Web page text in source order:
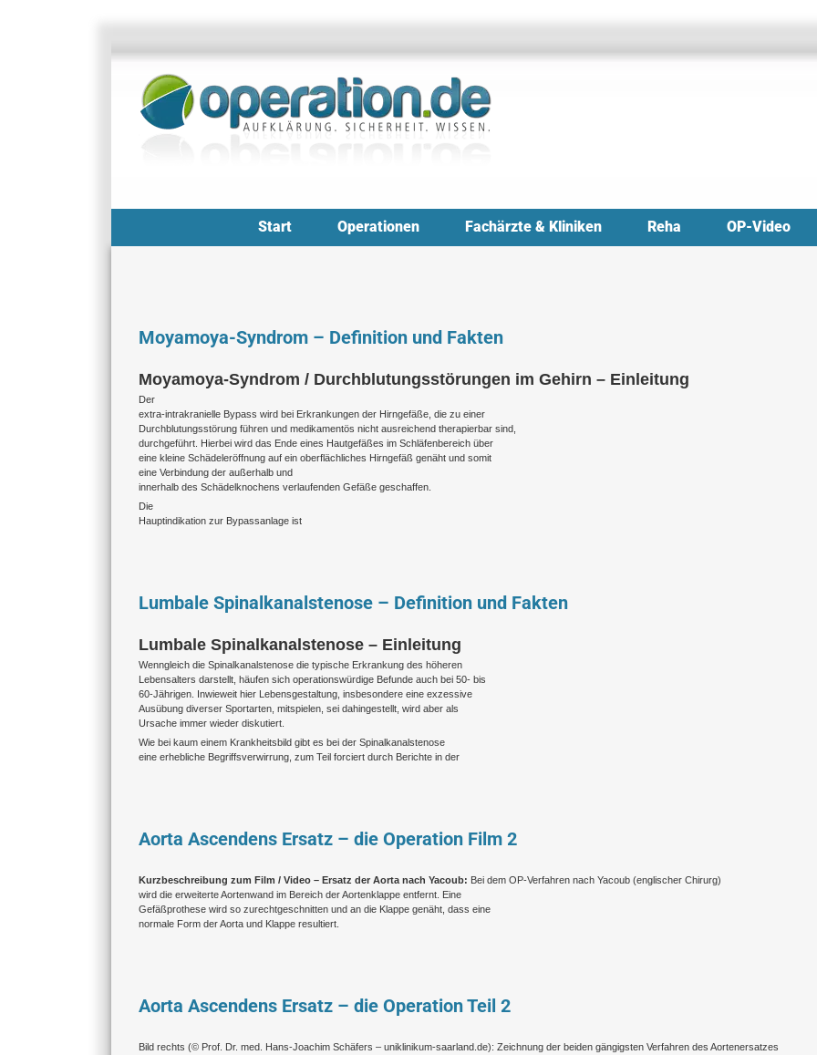
Start Operationen Fachärzte & Kliniken Reha OP-Video
Moyamoya-Syndrom – Definition und Fakten
Moyamoya-Syndrom / Durchblutungsstörungen im Gehirn – Einleitung
Der
extra-intrakranielle Bypass wird bei Erkrankungen der Hirngefäße, die zu einer
Durchblutungsstörung führen und medikamentös nicht ausreichend therapierbar sind,
durchgeführt. Hierbei wird das Ende eines Hautgefäßes im Schläfenbereich über
eine kleine Schädeleröffnung auf ein oberflächliches Hirngefäß genäht und somit
eine Verbindung der außerhalb und
innerhalb des Schädelknochens verlaufenden Gefäße geschaffen.
Die
Hauptindikation zur Bypassanlage ist
Lumbale Spinalkanalstenose – Definition und Fakten
Lumbale Spinalkanalstenose – Einleitung
Wenngleich die Spinalkanalstenose die typische Erkrankung des höheren
Lebensalters darstellt, häufen sich operationswürdige Befunde auch bei 50- bis
60-Jährigen. Inwieweit hier Lebensgestaltung, insbesondere eine exzessive
Ausübung diverser Sportarten, mitspielen, sei dahingestellt, wird aber als
Ursache immer wieder diskutiert.
Wie bei kaum einem Krankheitsbild gibt es bei der Spinalkanalstenose
eine erhebliche Begriffsverwirrung, zum Teil forciert durch Berichte in der
Aorta Ascendens Ersatz – die Operation Film 2
Kurzbeschreibung zum Film / Video – Ersatz der Aorta nach Yacoub: Bei dem OP-Verfahren nach Yacoub (englischer Chirurg)
wird die erweiterte Aortenwand im Bereich der Aortenklappe entfernt. Eine
Gefäßprothese wird so zurechtgeschnitten und an die Klappe genäht, dass eine
normale Form der Aorta und Klappe resultiert.
Aorta Ascendens Ersatz – die Operation Teil 2
Bild rechts (© Prof. Dr. med. Hans-Joachim Schäfers – uniklinikum-saarland.de): Zeichnung der beiden gängigsten Verfahren des Aortenersatzes